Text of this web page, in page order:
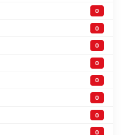
0
0
0
0
0
0
0
0